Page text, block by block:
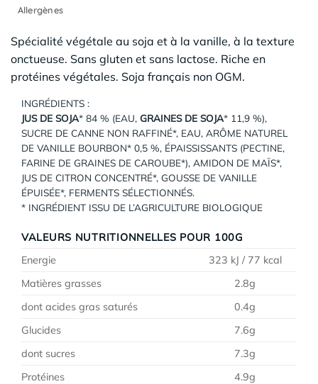
Allergènes
Spécialité végétale au soja et à la vanille, à la texture
onctueuse. Sans gluten et sans lactose. Riche en
protéines végétales. Soja français non OGM.
INGRÉDIENTS :
JUS DE SOJA* 84 % (EAU, GRAINES DE SOJA* 11,9 %),
SUCRE DE CANNE NON RAFFINÉ*, EAU, ARÔME NATUREL
DE VANILLE BOURBON* 0,5 %, ÉPAISSISSANTS (PECTINE,
FARINE DE GRAINES DE CAROUBE*), AMIDON DE MAÏS*,
JUS DE CITRON CONCENTRÉ*, GOUSSE DE VANILLE
ÉPUISÉE*, FERMENTS SÉLECTIONNÉS.
* INGRÉDIENT ISSU DE L’AGRICULTURE BIOLOGIQUE
VALEURS NUTRITIONNELLES POUR 100G
Energie
323 kJ / 77 kcal
Matières grasses
2.8g
dont acides gras saturés
0.4g
Glucides
7.6g
dont sucres
7.3g
Protéines
4.9g